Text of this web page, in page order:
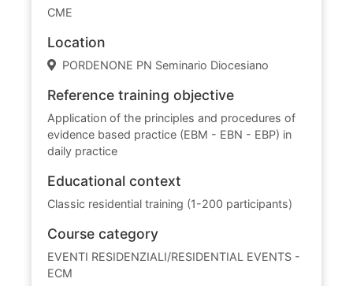
CME
Location
PORDENONE PN Seminario Diocesiano
Reference training objective
Application of the principles and procedures of
evidence based practice (EBM - EBN - EBP) in
daily practice
Educational context
Classic residential training (1-200 participants)
Course category
EVENTI RESIDENZIALI/RESIDENTIAL EVENTS -
ECM